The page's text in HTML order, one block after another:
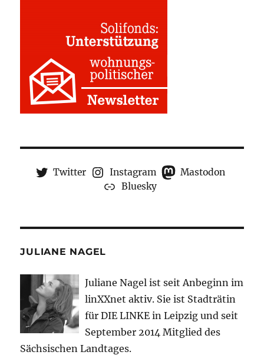
Twitter Instagram
Mastodon
Bluesky
JULIANE NAGEL
Juliane Nagel ist seit Anbeginn im
linXXnet aktiv. Sie ist Stadträtin
für DIE LINKE in Leipzig und seit
September 2014 Mitglied des
Sächsischen Landtages.